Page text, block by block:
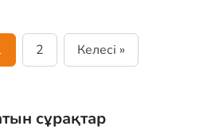
2 Келесі »
сұрақтар